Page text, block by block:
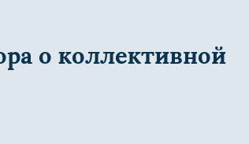
о коллективной